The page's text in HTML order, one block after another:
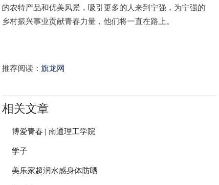
的农特产品和优美风景，吸引更多的人来到宁强，为宁强的
乡村振兴事业贡献青春力量，他们将一直在路上。
推荐阅读：旗龙网
相关文章
博爱青春 | 南通理工学院
学子
美乐家超润水感身体防晒